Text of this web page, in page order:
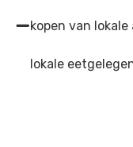
kopen van
lokale